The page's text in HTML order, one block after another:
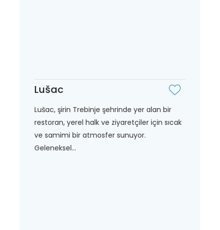
Lušac
Lušac, şirin Trebinje şehrinde yer alan bir
restoran, yerel halk ve ziyaretçiler için sıcak
ve samimi bir atmosfer sunuyor.
Geleneksel...